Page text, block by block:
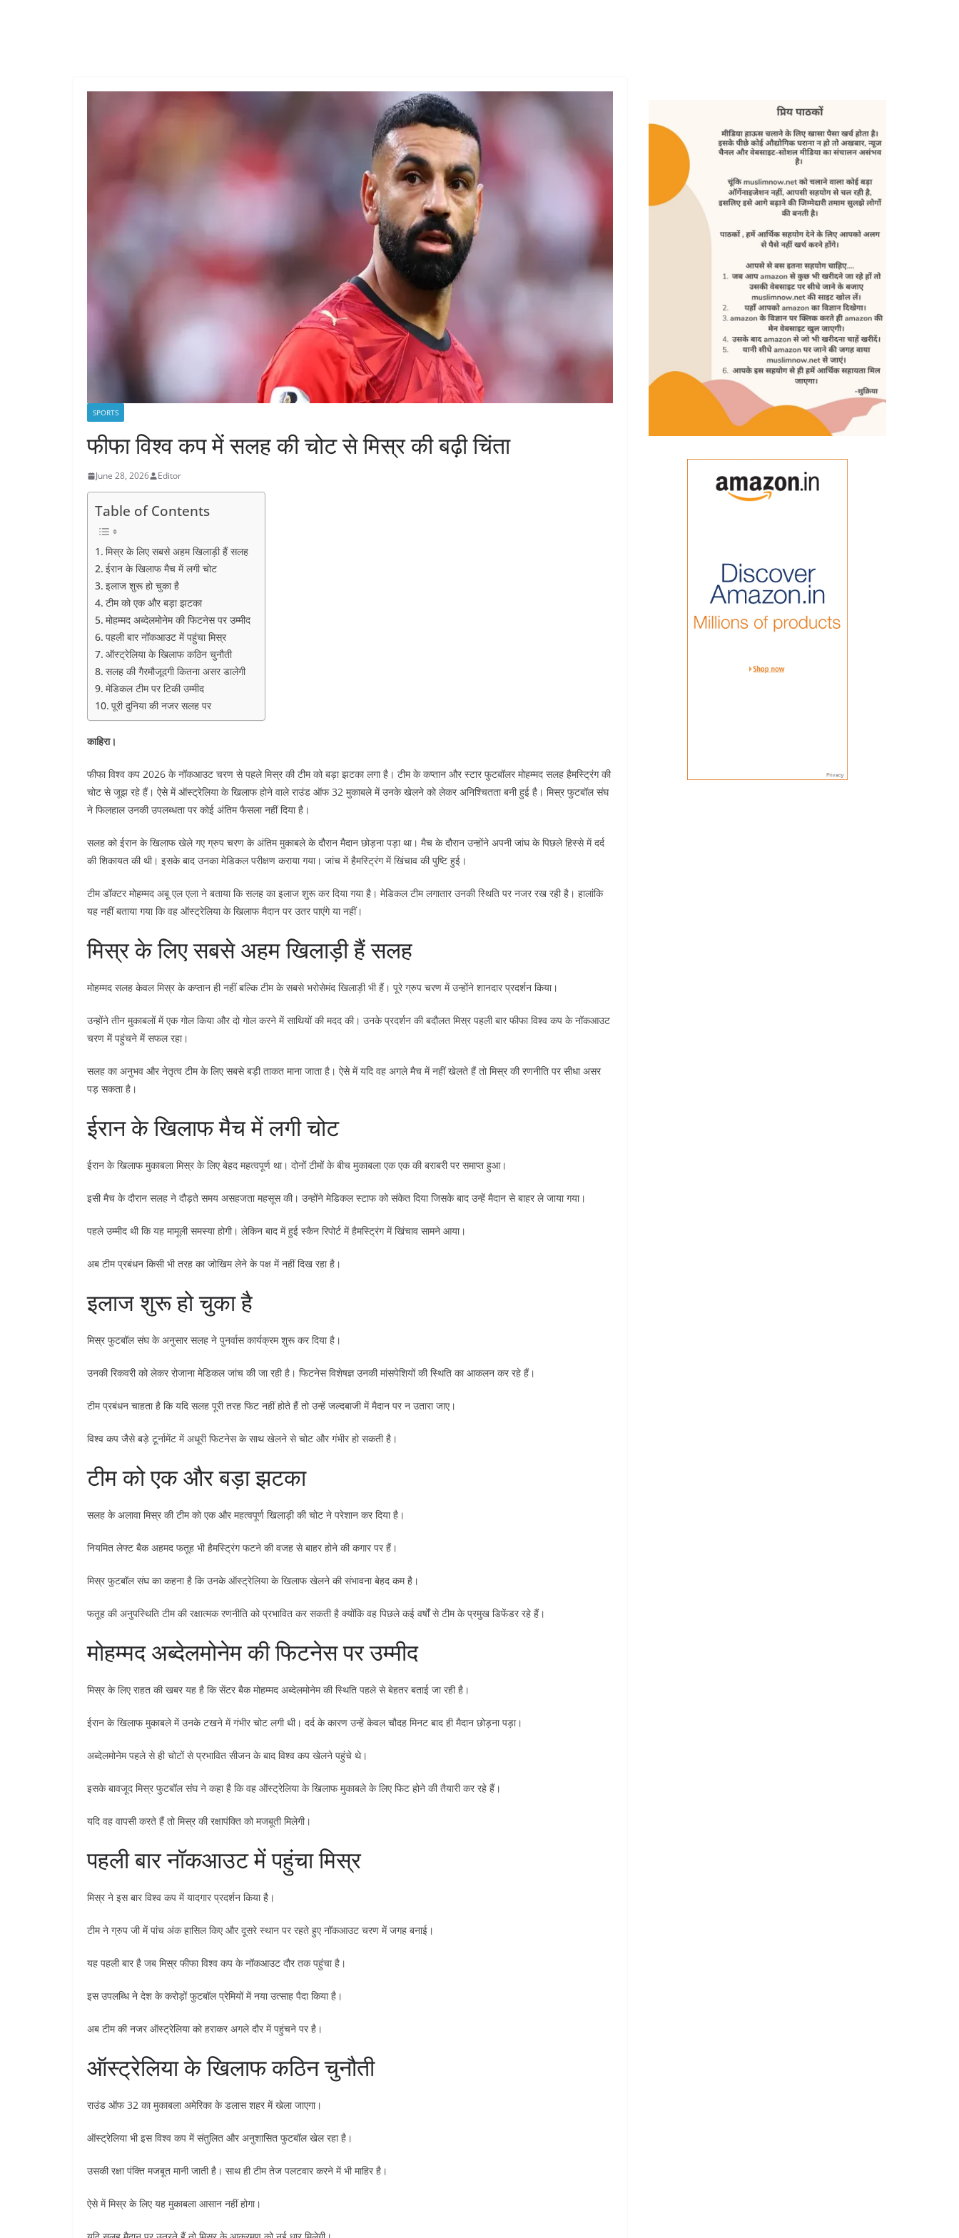
SPORTS
फीफा विश्व कप में सलह की चोट से मिस्र की बढ़ी चिंता
June 28, 2026 Editor
Table of Contents
मिस्र के लिए सबसे अहम खिलाड़ी हैं सलह
ईरान के खिलाफ मैच में लगी चोट
इलाज शुरू हो चुका है
टीम को एक और बड़ा झटका
मोहम्मद अब्देलमोनेम की फिटनेस पर उम्मीद
पहली बार नॉकआउट में पहुंचा मिस्र
ऑस्ट्रेलिया के खिलाफ कठिन चुनौती
सलह की गैरमौजूदगी कितना असर डालेगी
मेडिकल टीम पर टिकी उम्मीद
पूरी दुनिया की नजर सलह पर
काहिरा।
फीफा विश्व कप 2026 के नॉकआउट चरण से पहले मिस्र की टीम को बड़ा झटका लगा है। टीम के कप्तान और स्टार फुटबॉलर मोहम्मद सलह हैमस्ट्रिंग की
चोट से जूझ रहे हैं। ऐसे में ऑस्ट्रेलिया के खिलाफ होने वाले राउंड ऑफ 32 मुकाबले में उनके खेलने को लेकर अनिश्चितता बनी हुई है। मिस्र फुटबॉल संघ
ने फिलहाल उनकी उपलब्धता पर कोई अंतिम फैसला नहीं दिया है।
सलह को ईरान के खिलाफ खेले गए ग्रुप चरण के अंतिम मुकाबले के दौरान मैदान छोड़ना पड़ा था। मैच के दौरान उन्होंने अपनी जांघ के पिछले हिस्से में दर्द
की शिकायत की थी। इसके बाद उनका मेडिकल परीक्षण कराया गया। जांच में हैमस्ट्रिंग में खिंचाव की पुष्टि हुई।
टीम डॉक्टर मोहम्मद अबू एल एला ने बताया कि सलह का इलाज शुरू कर दिया गया है। मेडिकल टीम लगातार उनकी स्थिति पर नजर रख रही है। हालांकि
यह नहीं बताया गया कि वह ऑस्ट्रेलिया के खिलाफ मैदान पर उतर पाएंगे या नहीं।
मिस्र के लिए सबसे अहम खिलाड़ी हैं सलह
मोहम्मद सलह केवल मिस्र के कप्तान ही नहीं बल्कि टीम के सबसे भरोसेमंद खिलाड़ी भी हैं। पूरे ग्रुप चरण में उन्होंने शानदार प्रदर्शन किया।
उन्होंने तीन मुकाबलों में एक गोल किया और दो गोल करने में साथियों की मदद की। उनके प्रदर्शन की बदौलत मिस्र पहली बार फीफा विश्व कप के नॉकआउट
चरण में पहुंचने में सफल रहा।
सलह का अनुभव और नेतृत्व टीम के लिए सबसे बड़ी ताकत माना जाता है। ऐसे में यदि वह अगले मैच में नहीं खेलते हैं तो मिस्र की रणनीति पर सीधा असर
पड़ सकता है।
ईरान के खिलाफ मैच में लगी चोट
ईरान के खिलाफ मुकाबला मिस्र के लिए बेहद महत्वपूर्ण था। दोनों टीमों के बीच मुकाबला एक एक की बराबरी पर समाप्त हुआ।
इसी मैच के दौरान सलह ने दौड़ते समय असहजता महसूस की। उन्होंने मेडिकल स्टाफ को संकेत दिया जिसके बाद उन्हें मैदान से बाहर ले जाया गया।
पहले उम्मीद थी कि यह मामूली समस्या होगी। लेकिन बाद में हुई स्कैन रिपोर्ट में हैमस्ट्रिंग में खिंचाव सामने आया।
अब टीम प्रबंधन किसी भी तरह का जोखिम लेने के पक्ष में नहीं दिख रहा है।
इलाज शुरू हो चुका है
मिस्र फुटबॉल संघ के अनुसार सलह ने पुनर्वास कार्यक्रम शुरू कर दिया है।
उनकी रिकवरी को लेकर रोजाना मेडिकल जांच की जा रही है। फिटनेस विशेषज्ञ उनकी मांसपेशियों की स्थिति का आकलन कर रहे हैं।
टीम प्रबंधन चाहता है कि यदि सलह पूरी तरह फिट नहीं होते हैं तो उन्हें जल्दबाजी में मैदान पर न उतारा जाए।
विश्व कप जैसे बड़े टूर्नामेंट में अधूरी फिटनेस के साथ खेलने से चोट और गंभीर हो सकती है।
टीम को एक और बड़ा झटका
सलह के अलावा मिस्र की टीम को एक और महत्वपूर्ण खिलाड़ी की चोट ने परेशान कर दिया है।
नियमित लेफ्ट बैक अहमद फतूह भी हैमस्ट्रिंग फटने की वजह से बाहर होने की कगार पर हैं।
मिस्र फुटबॉल संघ का कहना है कि उनके ऑस्ट्रेलिया के खिलाफ खेलने की संभावना बेहद कम है।
फतूह की अनुपस्थिति टीम की रक्षात्मक रणनीति को प्रभावित कर सकती है क्योंकि वह पिछले कई वर्षों से टीम के प्रमुख डिफेंडर रहे हैं।
मोहम्मद अब्देलमोनेम की फिटनेस पर उम्मीद
मिस्र के लिए राहत की खबर यह है कि सेंटर बैक मोहम्मद अब्देलमोनेम की स्थिति पहले से बेहतर बताई जा रही है।
ईरान के खिलाफ मुकाबले में उनके टखने में गंभीर चोट लगी थी। दर्द के कारण उन्हें केवल चौदह मिनट बाद ही मैदान छोड़ना पड़ा।
अब्देलमोनेम पहले से ही चोटों से प्रभावित सीजन के बाद विश्व कप खेलने पहुंचे थे।
इसके बावजूद मिस्र फुटबॉल संघ ने कहा है कि वह ऑस्ट्रेलिया के खिलाफ मुकाबले के लिए फिट होने की तैयारी कर रहे हैं।
यदि वह वापसी करते हैं तो मिस्र की रक्षापंक्ति को मजबूती मिलेगी।
पहली बार नॉकआउट में पहुंचा मिस्र
मिस्र ने इस बार विश्व कप में यादगार प्रदर्शन किया है।
टीम ने ग्रुप जी में पांच अंक हासिल किए और दूसरे स्थान पर रहते हुए नॉकआउट चरण में जगह बनाई।
यह पहली बार है जब मिस्र फीफा विश्व कप के नॉकआउट दौर तक पहुंचा है।
इस उपलब्धि ने देश के करोड़ों फुटबॉल प्रेमियों में नया उत्साह पैदा किया है।
अब टीम की नजर ऑस्ट्रेलिया को हराकर अगले दौर में पहुंचने पर है।
ऑस्ट्रेलिया के खिलाफ कठिन चुनौती
राउंड ऑफ 32 का मुकाबला अमेरिका के डलास शहर में खेला जाएगा।
ऑस्ट्रेलिया भी इस विश्व कप में संतुलित और अनुशासित फुटबॉल खेल रहा है।
उसकी रक्षा पंक्ति मजबूत मानी जाती है। साथ ही टीम तेज पलटवार करने में भी माहिर है।
ऐसे में मिस्र के लिए यह मुकाबला आसान नहीं होगा।